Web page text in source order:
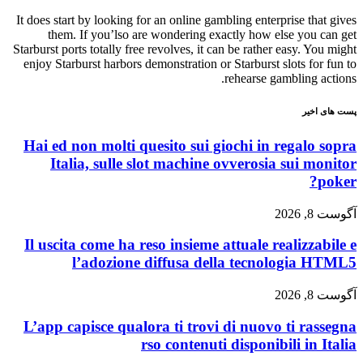
It does start by looking for an online gambling enterprise
them. If you’lso are wondering exactly how else
Starburst ports totally free revolves, it can be rather easy.
enjoy Starburst harbors demonstration or Starburst slots
rehearse
Hai ed non molti quesito sui giochi in
Italia, sulle slot machine ovverosia sui
Il uscita come ha reso insieme attuale
l’adozione diffusa della tecnologia
L’app capisce qualora ti trovi di nuovo ti
rso contenuti disponibili